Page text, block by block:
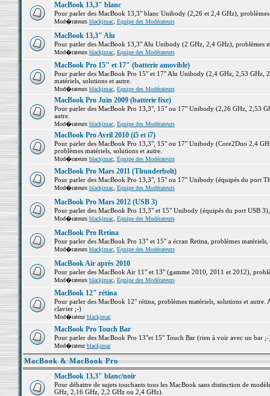
MacBook 13,3" blanc
Pour parler des MacBook 13,3" blanc Unibody (2,26 et 2,4 GHz),
Mod�rateurs blackjmac, Equipe des Modérateurs
MacBook 13,3" Alu
Pour parler des MacBook 13,3" Alu Unibody (2 GHz, 2,4 GHz), problèmes
Mod�rateurs blackjmac, Equipe des Modérateurs
MacBook Pro 15" et 17" (batterie amovible)
Pour parler des MacBook Pro 15" et 17" Alu Unibody (2,4 GHz, 2,53 GHz,
matériels, solutions et autre.
Mod�rateurs blackjmac, Equipe des Modérateurs
MacBook Pro Juin 2009 (batterie fixe)
Pour parler des MacBook Pro 13,3", 15" ou 17" Unibody (2,26 GHz, 2,53
autre.
Mod�rateurs blackjmac, Equipe des Modérateurs
MacBook Pro Avril 2010 (i5 et i7)
Pour parler des MacBook Pro 13,3", 15" ou 17" Unibody (Core2Duo 2,4
problèmes matériels, solutions et autre.
Mod�rateurs blackjmac, Equipe des Modérateurs
MacBook Pro Mars 2011 (Thunderbolt)
Pour parler des MacBook Pro 13,3", 15" ou 17" Unibody (équipés du port
Mod�rateurs blackjmac, Equipe des Modérateurs
MacBook Pro Mars 2012 (USB 3)
Pour parler des MacBook Pro 13,3" et 15" Unibody (équipés du port USB
Mod�rateurs blackjmac, Equipe des Modérateurs
MacBook Pro Retina
Pour parler des MacBook Pro 13" et 15" a écran Retina, problèmes matériels,
Mod�rateurs blackjmac, Equipe des Modérateurs
MacBook Air après 2010
Pour parler des MacBook Air 11" et 13" (gamme 2010, 2011 et 2012),
Mod�rateurs blackjmac, Equipe des Modérateurs
MacBook 12" rétina
Pour parler des MacBook 12" rétina, problèmes matériels, solutions et
clavier ;-)
Mod�rateurblackjmac
MacBook Pro Touch Bar
Pour parler des MacBook Pro 13"et 15" Touch Bar (rien à voir avec un bar
Mod�rateurblackjmac
MacBook & MacBook Pro
MacBook 13,3" blanc/noir
Pour débattre de sujets touchants tous les MacBook sans distinction de
GHz, 2,16 GHz, 2,2 GHz ou 2,4 GHz).